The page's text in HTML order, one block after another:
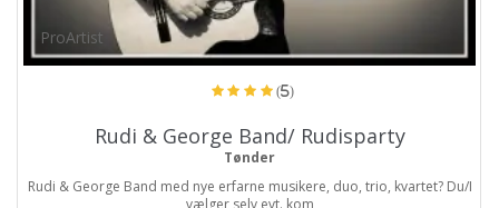
ProArtist
(5)
Rudi & George Band/ Rudisparty
Tønder
Rudi & George Band med nye erfarne musikere, duo, trio, kvartet? Du/I